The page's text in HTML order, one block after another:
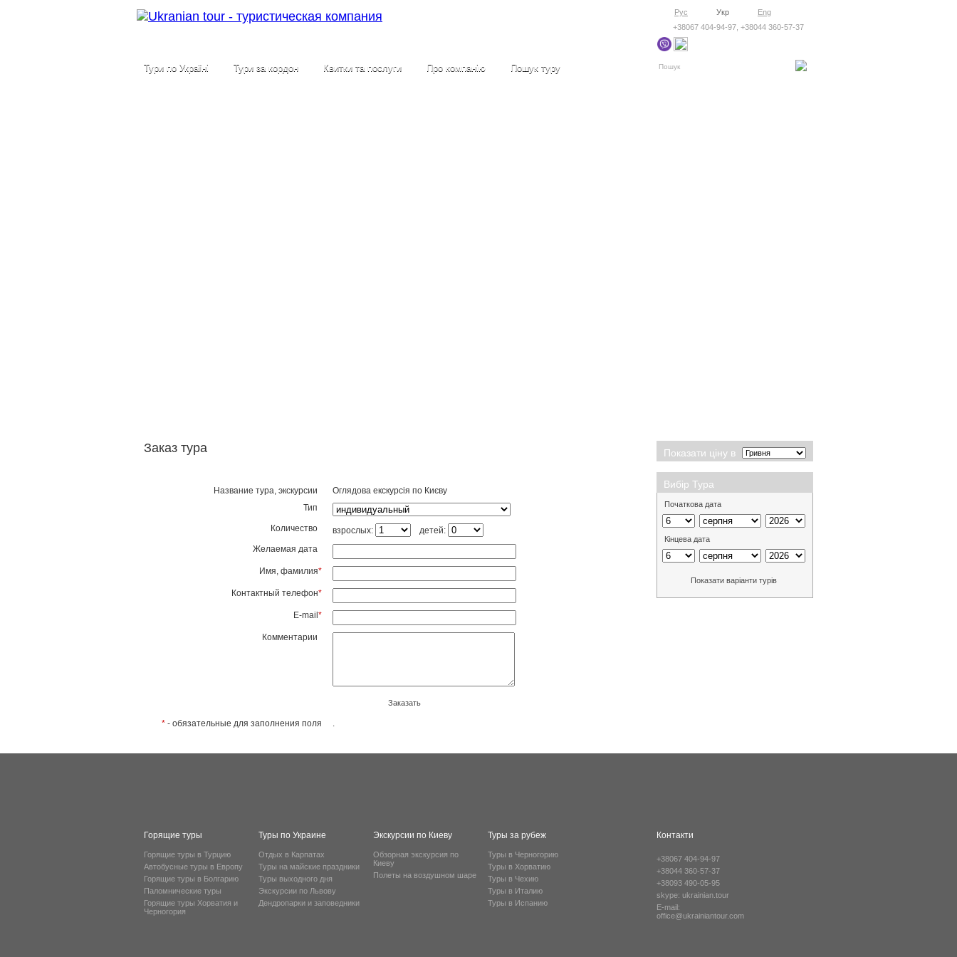
Рус Укр
Eng
+38067 404-94-97, +38044 360-57-37
Тури по Україні Тури за кордон Квитки та послуги Про компанію Пошук туру
Заказ тура
Название тура, экскурсии
Оглядова екскурсія по Києву
Тип
Количество взрослых:
детей:
Желаемая дата
Имя, фамилия*
Контактный телефон*
E-mail *
Комментарии
Заказать
* - обязательные для заполнения поля .
Показати ціну в
Вибір Тура
Початкова дата
Кінцева дата
Горящие туры
Горящие туры в Турцию
Автобусные туры в Европу
Горящие туры в Болгарию
Паломнические туры
Горящие туры Хорватия и
Черногория
Туры по Украине
Отдых в Карпатах
Туры на майские праздники
Туры выходного дня
Экскурсии по Львову
Дендропарки и заповедники
Экскурсии по Киеву
Обзорная экскурсия по
Киеву
Полеты на воздушном шаре
Туры за рубеж
Туры в Черногорию
Туры в Хорватию
Туры в Чехию
Туры в Италию
Туры в Испанию
Контакти
+38067 404-94-97
+38044 360-57-37
+38093 490-05-95
skype: ukrainian.tour
E-mail:
office@ukrainiantour.com